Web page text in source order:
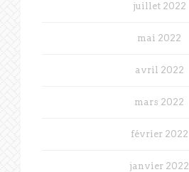
juillet 2022
mai 2022
avril 2022
mars 2022
février 2022
janvier 2022